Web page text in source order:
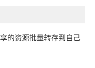
的资源批量转存到自己